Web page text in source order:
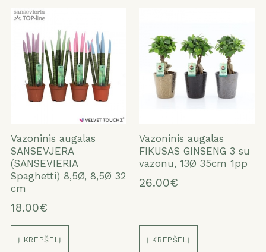
Vazoninis augalas
SANSEVJERA
(SANSEVIERIA
Spaghetti) 8,5Ø, 8,5Ø 32
cm
18.00€
Į KREPŠELĮ
Vazoninis augalas
FIKUSAS GINSENG 3 su
vazonu, 13Ø 35cm 1pp
26.00€
Į KREPŠELĮ